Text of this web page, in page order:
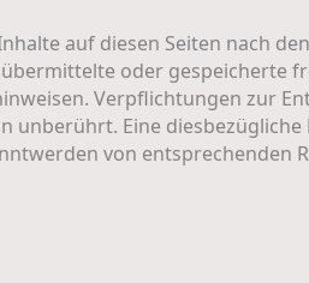
auf diesen Seiten nach
oder gespeicherte
Verpflichtungen zur
unberührt. Eine
von entsprechenden